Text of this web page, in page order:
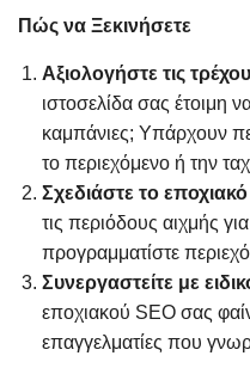
Πώς να Ξεκινήσετε
Αξιολογήστε τις
ιστοσελίδα σας έτοιμη
καμπάνιες; Υπάρχουν
το περιεχόμενο ή την
Σχεδιάστε το
τις περιόδους αιχμής
προγραμματίστε
Συνεργαστείτε με
εποχιακού SEO σας
επαγγελματίες που